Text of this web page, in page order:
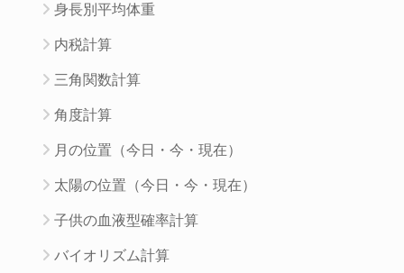
身長別平均体重
内税計算
三角関数計算
角度計算
月の位置（今日・今・現在）
太陽の位置（今日・今・現在）
子供の血液型確率計算
バイオリズム計算